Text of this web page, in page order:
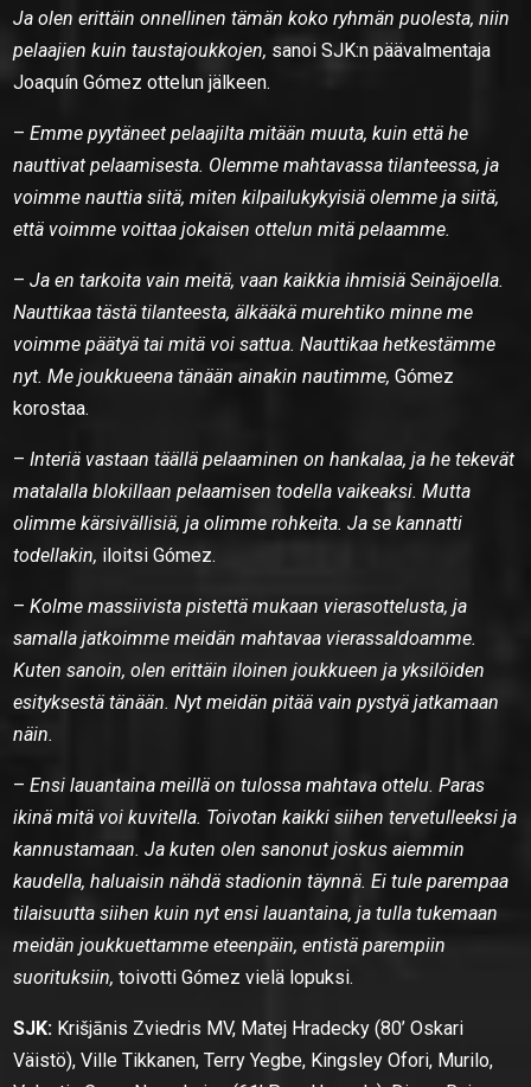
Ja olen erittäin onnellinen tämän koko ryhmän puolesta, niin
pelaajien kuin taustajoukkojen, sanoi SJK:n päävalmentaja
Joaquín Gómez ottelun jälkeen.
–Emme pyytäneet pelaajilta mitään muuta, kuin että he
nauttivat pelaamisesta. Olemme mahtavassa tilanteessa, ja
voimme nauttia siitä, miten kilpailukykyisiä olemme ja siitä,
että voimme voittaa jokaisen ottelun mitä pelaamme.
–Ja en tarkoita vain meitä, vaan kaikkia ihmisiä Seinäjoella.
Nauttikaa tästä tilanteesta, älkääkä murehtiko minne me
voimme päätyä tai mitä voi sattua. Nauttikaa hetkestämme
nyt. Me joukkueena tänään ainakin nautimme,Gómez
korostaa.
– Interiä vastaan täällä pelaaminen on hankalaa, ja he tekevät
matalalla blokillaan pelaamisen todella vaikeaksi. Mutta
olimme kärsivällisiä, ja olimme rohkeita. Ja se kannatti
todellakin, iloitsi Gómez.
– Kolme massiivista pistettä mukaan vierasottelusta, ja
samalla jatkoimme meidän mahtavaa vierassaldoamme.
Kuten sanoin, olen erittäin iloinen joukkueen ja yksilöiden
esityksestä tänään. Nyt meidän pitää vain pystyä jatkamaan
näin.
– Ensi lauantaina meillä on tulossa mahtava ottelu. Paras
ikinä mitä voi kuvitella. Toivotan kaikki siihen tervetulleeksi ja
kannustamaan. Ja kuten olen sanonut joskus aiemmin
kaudella, haluaisin nähdä stadionin täynnä. Ei tule parempaa
tilaisuutta siihen kuin nyt ensi lauantaina, ja tulla tukemaan
meidän joukkuettamme eteenpäin, entistä parempiin
suorituksiin, toivotti Gómez vielä lopuksi.
SJK: Krišjānis Zviedris MV, Matej Hradecky (80’ Oskari
Väistö), Ville Tikkanen, Terry Yegbe, Kingsley Ofori, Murilo,